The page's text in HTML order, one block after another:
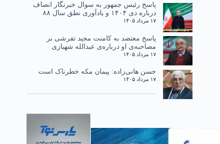
پاسخ رئیس جمهور به سوال خبرنگار انصاف
درباره دی ۱۴۰۴ و یادآوری نطق سال ۸۸
۱۷ مرداد ۱۴۰۵
پاسخ معتضد به کامنت مجید تفرشی بر
مصاحبه‌ی او درباره‌ی عبدالله شهبازی
۱۷ مرداد ۱۴۰۵
حسن هانی‌زاده: پیمان مکه خطرناک است
۱۷ مرداد ۱۴۰۵